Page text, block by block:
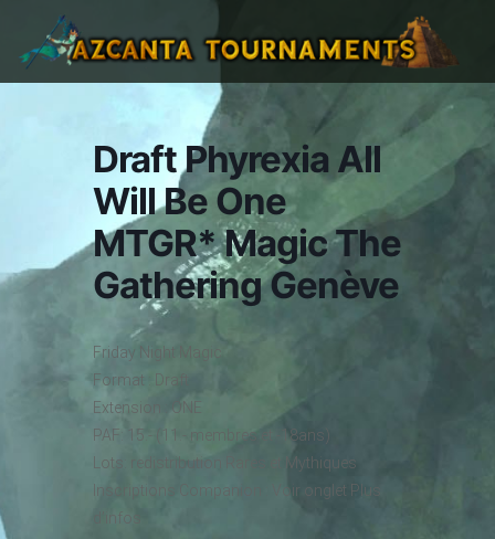
Draft Phyrexia All
Will Be One
MTGR* Magic The
Gathering Genève
Friday Night Magic
Format : Draft
Extension : ONE
PAF: 15.- (11.- membres et -18ans)
Lots: redistribution Rares et Mythiques
Inscriptions Companion : Voir onglet Plus